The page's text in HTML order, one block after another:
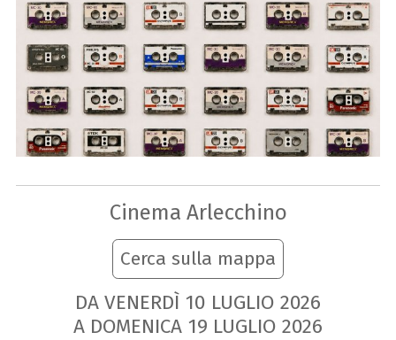
Cinema Arlecchino
Cerca sulla mappa
DA VENERDÌ 10 LUGLIO 2026
A DOMENICA 19 LUGLIO 2026